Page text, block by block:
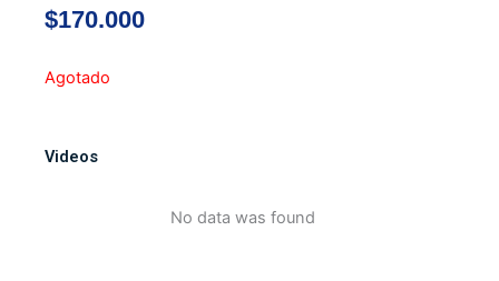
$170.000
Agotado
Videos
No data was found